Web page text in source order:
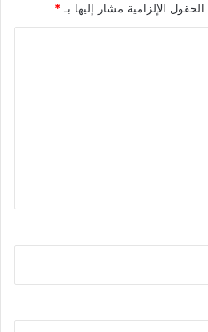
الحقول الإلزامية مشار إليها بـ *